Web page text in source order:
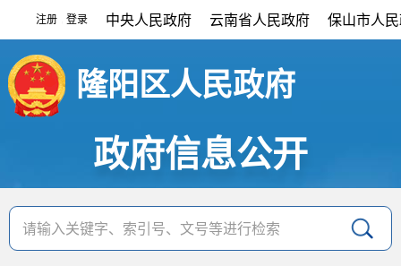
注册 登录 中央人民政府 云南省人民政府 保山市人
隆阳区人民政府
政府信息公开